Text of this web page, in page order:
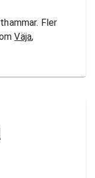
Fler
Väja,